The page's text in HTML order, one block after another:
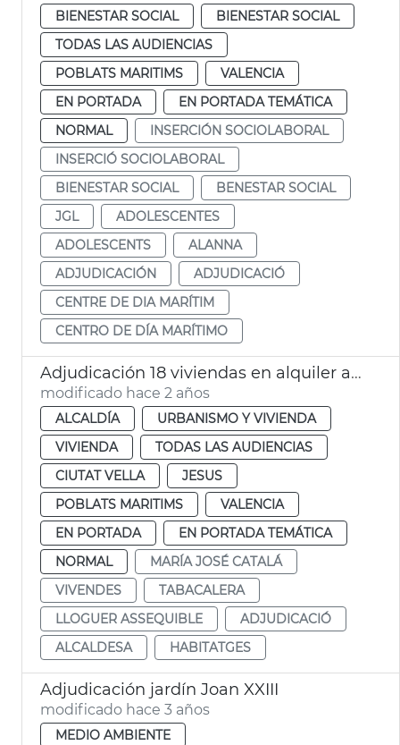
BIENESTAR SOCIAL
BIENESTAR SOCIAL
TODAS LAS AUDIENCIAS
POBLATS MARITIMS
VALENCIA
EN PORTADA
EN PORTADA TEMÁTICA
NORMAL
INSERCIÓN SOCIOLABORAL
INSERCIÓ SOCIOLABORAL
BIENESTAR SOCIAL
BENESTAR SOCIAL
JGL
ADOLESCENTES
ADOLESCENTS
ALANNA
ADJUDICACIÓN
ADJUDICACIÓ
CENTRE DE DIA MARÍTIM
CENTRO DE DÍA MARÍTIMO
Adjudicación 18 viviendas en alquiler asequible
modificado hace 2 años
ALCALDÍA
URBANISMO Y VIVIENDA
VIVIENDA
TODAS LAS AUDIENCIAS
CIUTAT VELLA
JESUS
POBLATS MARITIMS
VALENCIA
EN PORTADA
EN PORTADA TEMÁTICA
NORMAL
MARÍA JOSÉ CATALÁ
VIVENDES
TABACALERA
LLOGUER ASSEQUIBLE
ADJUDICACIÓ
ALCALDESA
HABITATGES
Adjudicación jardín Joan XXIII
modificado hace 3 años
MEDIO AMBIENTE